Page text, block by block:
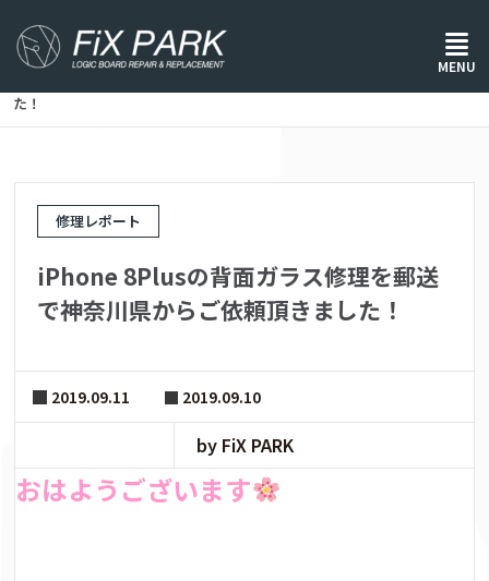
MENU
ホーム/ 修理レポート/
iPhone 8Plusの背面ガラス修理を郵送で神奈川県からご依頼頂きまし
た！
修理レポート
iPhone 8Plusの背面ガラス修理を郵送
で神奈川県からご依頼頂きました！
2019.09.11 2019.09.10
by FiX PARK
おはようございます